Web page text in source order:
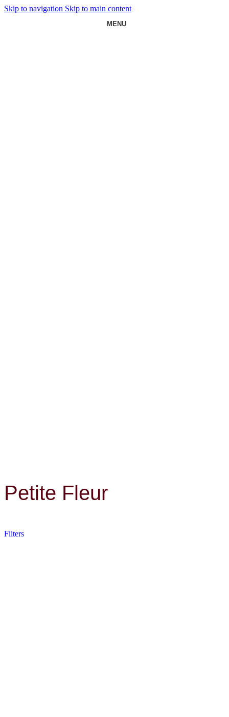
Skip to navigation Skip to main content
MENU
Petite Fleur
Filters